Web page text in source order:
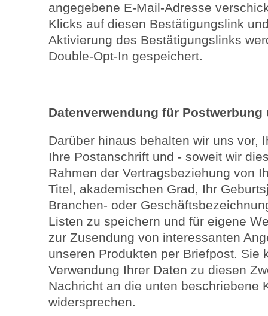
angegebene E-Mail-Adresse
Klicks auf diesen Bestätigungslink
Aktivierung des Bestätigungslinks
Double-Opt-In gespeichert.
Datenverwendung für
Darüber hinaus behalten wir uns vor,
Ihre Postanschrift und - soweit wir
Rahmen der Vertragsbeziehung von
Titel, akademischen Grad, Ihr
Branchen- oder
Listen zu speichern und für eigene
zur Zusendung von interessanten
unseren Produkten per Briefpost. Sie
Verwendung Ihrer Daten zu diesen
Nachricht an die unten beschriebene
widersprechen.